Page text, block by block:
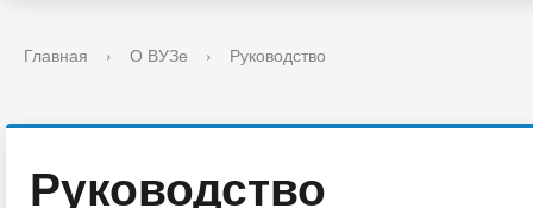
Главная › О ВУЗе › Руководство
Руководство